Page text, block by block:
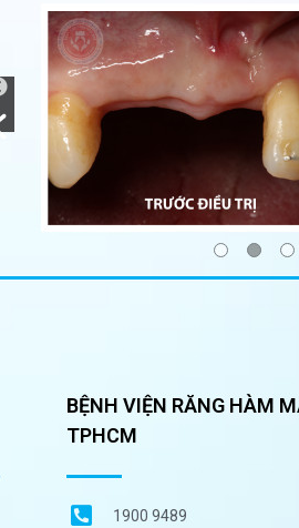
BỆNH VIỆN RĂNG HÀM
TPHCM
1900 9489